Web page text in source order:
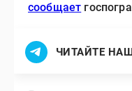
сообщает
ЧИТАЙТЕ НАШ